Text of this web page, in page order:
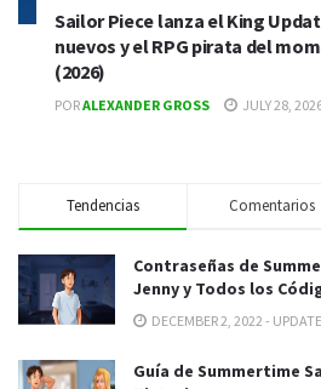
Sailor Piece lanza el King
nuevos y el RPG pirata del
(2026)
PORALEXANDER GROSS JULY 28,
Tendencias Comentarios
Contraseñas de
Jenny y Todos los
DECEMBER 2, 2022 -
Guía de Summertime